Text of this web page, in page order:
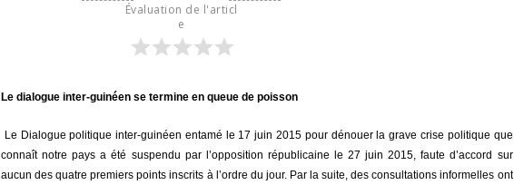
Évaluation de l'articl
e
Le dialogue inter-guinéen se termine en queue de poisson
Le Dialogue politique inter-guinéen entamé le 17 juin 2015 pour dénouer la grave crise politique que
connaît notre pays a été suspendu par l’opposition républicaine le 27 juin 2015, faute d’accord sur
aucun des quatre premiers points inscrits à l’ordre du jour. Par la suite, des consultations informelles ont